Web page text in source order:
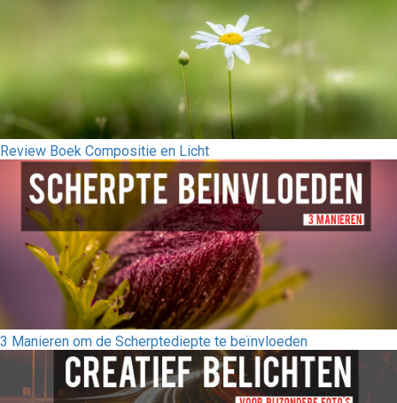
Review Boek Compositie en Licht
3 Manieren om de Scherptediepte te beïnvloeden